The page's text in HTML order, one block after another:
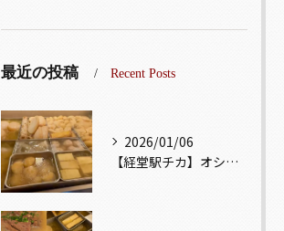
最近の投稿 Recent Posts
2026/01/06
【経堂駅チカ】オシャレ居酒屋🏮出汁が美味しいおでんがオススメ...